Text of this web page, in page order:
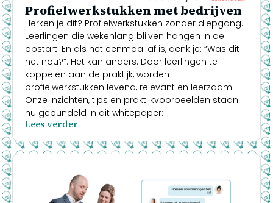
Profielwerkstukken met bedrijven
Herken je dit? Profielwerkstukken zonder diepgang.
Leerlingen die wekenlang blijven hangen in de
opstart. En als het eenmaal af is, denk je: “Was dit
het nou?”. Het kan anders. Door leerlingen te
koppelen aan de praktijk, worden
profielwerkstukken levend, relevant en leerzaam.
Onze inzichten, tips en praktijkvoorbeelden staan
nu gebundeld in dit whitepaper:
Lees verder